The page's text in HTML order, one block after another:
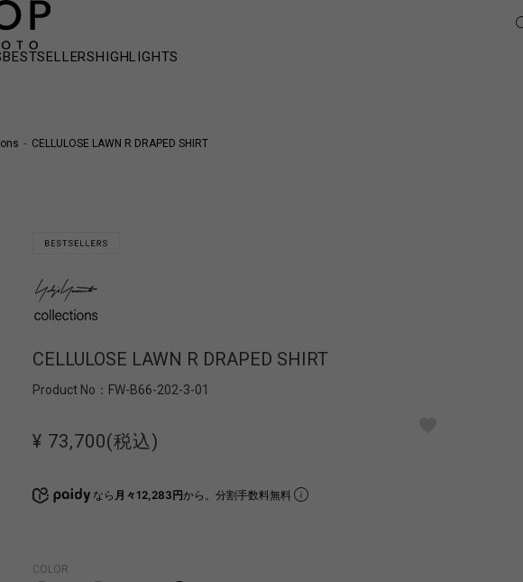
BESTSELLERSHIGHLIGHTS
CELLULOSE LAWN R DRAPED SHIRT
CELLULOSE LAWN R DRAPED SHIRT
Product No： FW-B66-202-3-01
¥ 73,700(税込)
なら 月々12,283円から。分割手数料無料
COLOR